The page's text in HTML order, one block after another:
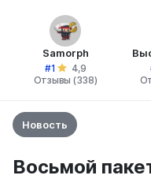
Samorph
#1
4,9
Отзывы (338)
Новость
Восьмой